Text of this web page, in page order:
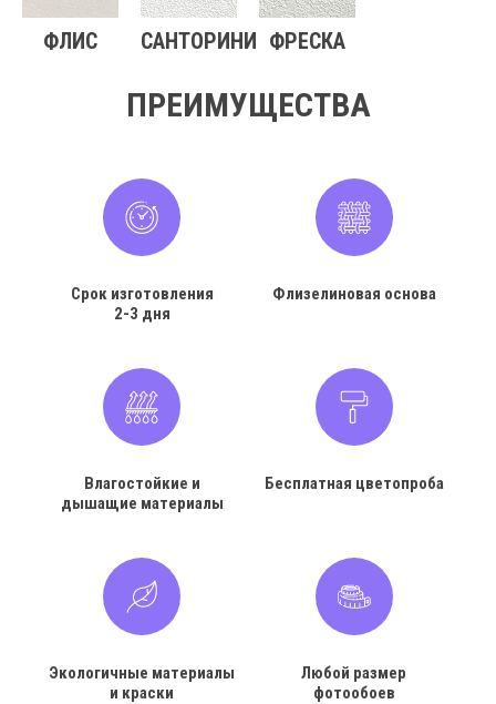
ФЛИС САНТОРИНИ ФРЕСКА
ПРЕИМУЩЕСТВА
Срок изготовления
2-3 дня
Флизелиновая основа
Влагостойкие и
дышащие материалы
Бесплатная цветопроба
Экологичные материалы
и краски
Любой размер
фотообоев